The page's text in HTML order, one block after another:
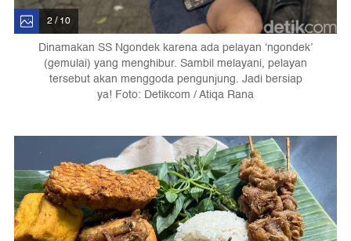
2 / 10
Dinamakan SS Ngondek karena ada pelayan ‘ngondek’
(gemulai) yang menghibur. Sambil melayani, pelayan
tersebut akan menggoda pengunjung. Jadi bersiap
ya! Foto: Detikcom / Atiqa Rana